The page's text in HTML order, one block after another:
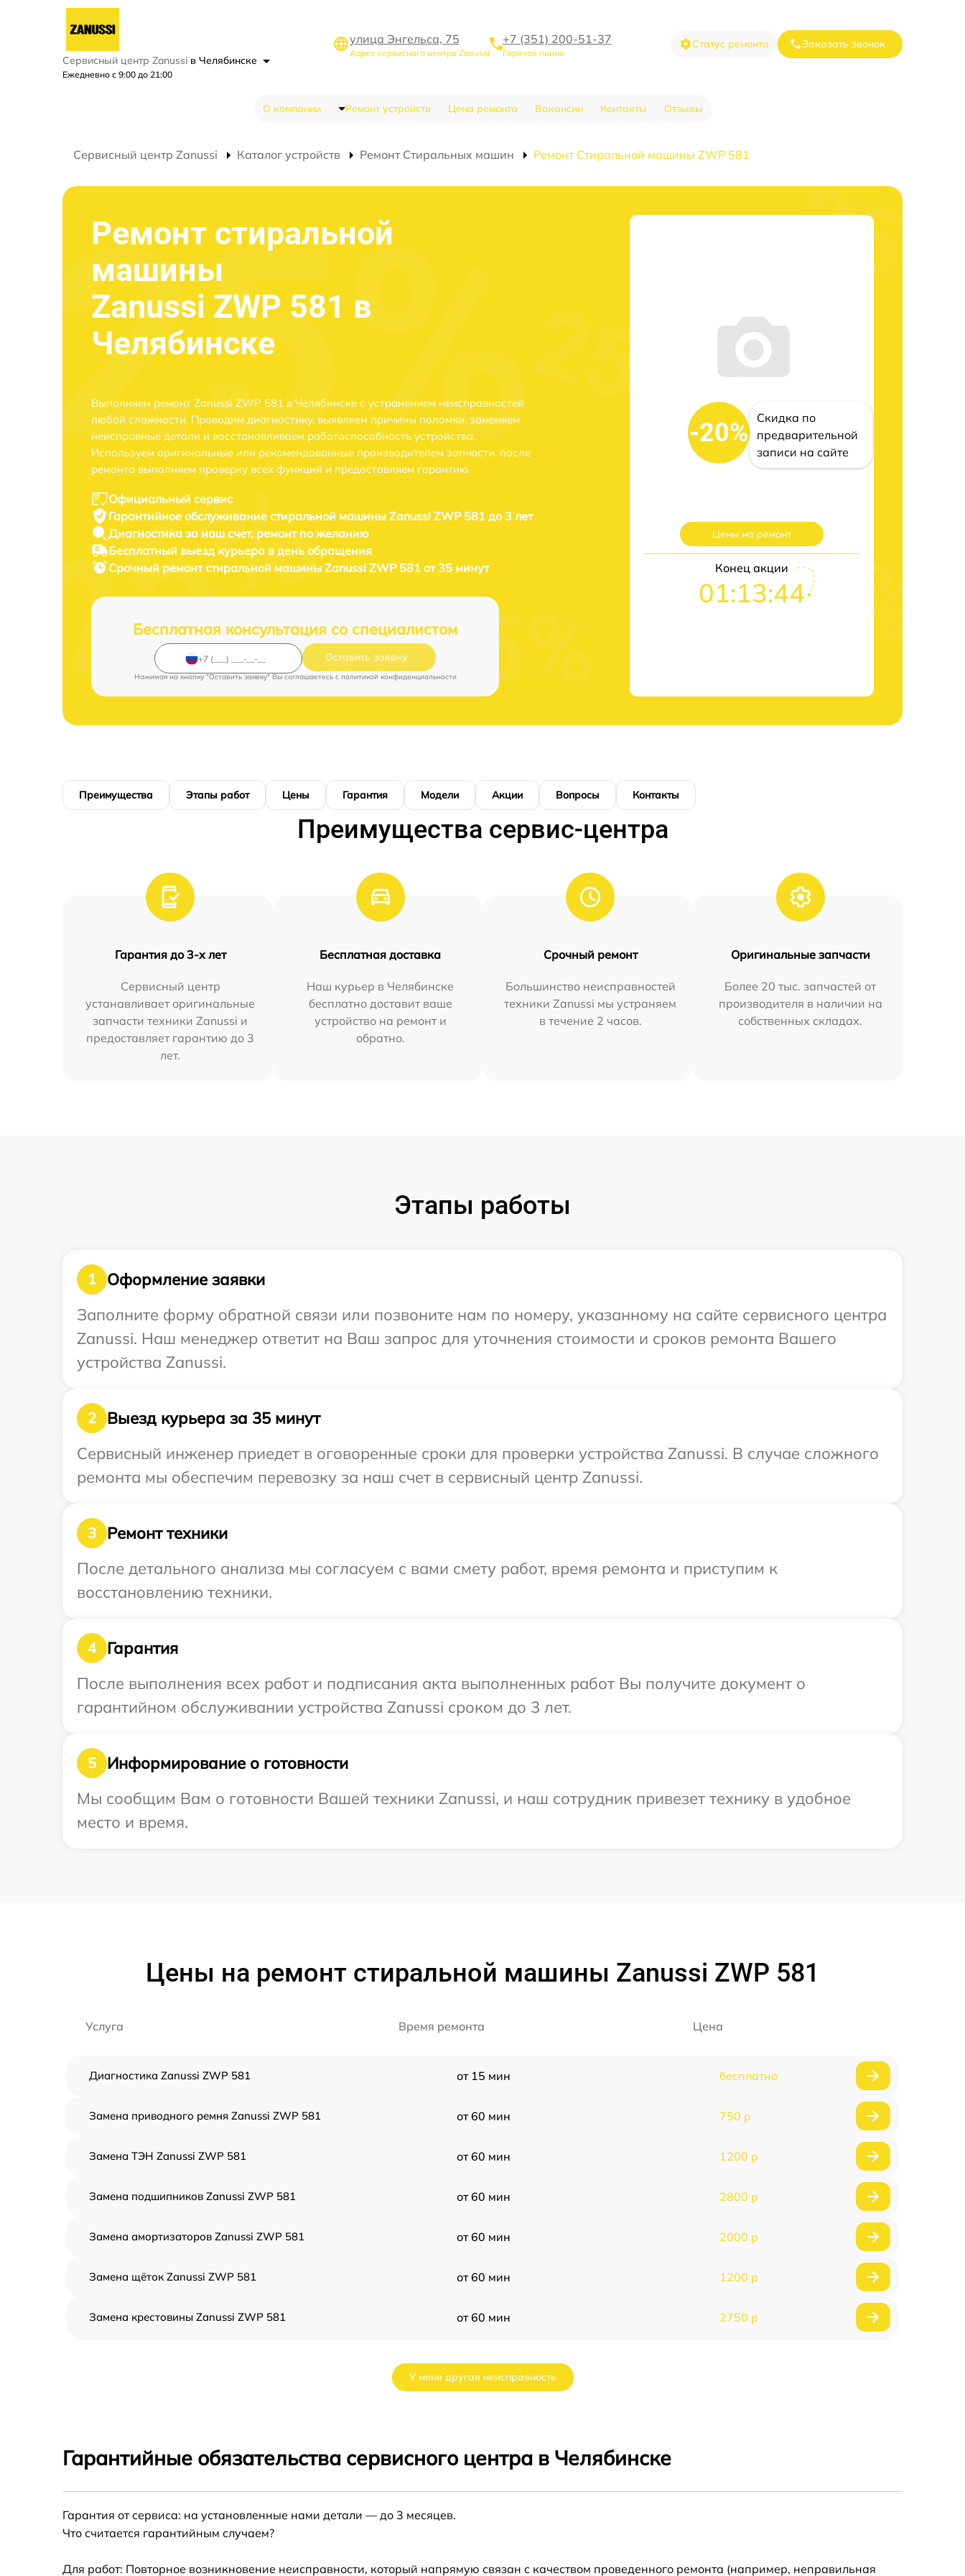
Сервисный центр Zanussi в Челябинске
Ежедневно с 9:00 до 21:00
улица Энгельса, 75
Адрес сервисного центра Zanussi
+7 (351) 200-51-37
Горячая линия
Статус ремонта Заказать звонок
О компании Ремонт устройств Цена ремонта Вакансии Контакты Отзывы
Сервисный центр Zanussi Каталог устройств Ремонт Стиральных машин Ремонт Стиральной машины ZWP 581
Ремонт стиральной
машины
Zanussi ZWP 581 в
Челябинске
Выполняем ремонт Zanussi ZWP 581 в Челябинске с устранением неисправностей
любой сложности. Проводим диагностику, выявляем причины поломки, заменяем
неисправные детали и восстанавливаем работоспособность устройства.
Используем оригинальные или рекомендованные производителем запчасти, после
ремонта выполняем проверку всех функций и предоставляем гарантию.
Официальный сервис
Гарантийное обслуживание стиральной машины Zanussi ZWP 581 до 3 лет
Диагностика за наш счет, ремонт по желанию
Бесплатный выезд курьера в день обращения
Срочный ремонтстиральной машины Zanussi ZWP 581 от 35 минут
Бесплатная консультация со специалистом
Оставить заявку
Нажимая на кнопку "Оставить заявку" Вы соглашаетесь c политикой конфиденциальности
-20%
Скидка по
предварительной
записи на сайте
Цены на ремонт
Конец акции
01:13:43
Преимущества Этапы работ Цены Гарантия Модели Акции Вопросы Контакты
Преимущества сервис-центра
Гарантия до 3-х лет
Сервисный центр
устанавливает оригинальные
запчасти техники Zanussi и
предоставляет гарантию до 3
лет.
Бесплатная доставка
Наш курьер в Челябинске
бесплатно доставит ваше
устройство на ремонт и
обратно.
Срочный ремонт
Большинство неисправностей
техники Zanussi мы устраняем
в течение 2 часов.
Оригинальные запчасти
Более 20 тыс. запчастей от
производителя в наличии на
собственных складах.
Этапы работы
1
Оформление заявки
Заполните форму обратной связи или позвоните нам по номеру, указанному на сайте сервисного центра
Zanussi. Наш менеджер ответит на Ваш запрос для уточнения стоимости и сроков ремонта Вашего
устройства Zanussi.
2
Выезд курьера за 35 минут
Сервисный инженер приедет в оговоренные сроки для проверки устройства Zanussi. В случае сложного
ремонта мы обеспечим перевозку за наш счет в сервисный центр Zanussi.
3
Ремонт техники
После детального анализа мы согласуем с вами смету работ, время ремонта и приступим к
восстановлению техники.
4
Гарантия
После выполнения всех работ и подписания акта выполненных работ Вы получите документ о
гарантийном обслуживании устройства Zanussi сроком до 3 лет.
5
Информирование о готовности
Мы сообщим Вам о готовности Вашей техники Zanussi, и наш сотрудник привезет технику в удобное
место и время.
Цены на ремонт стиральной машины Zanussi ZWP 581
Услуга Время ремонта Цена
Диагностика Zanussi ZWP 581 от 15 мин бесплатно
Замена приводного ремня Zanussi ZWP 581 от 60 мин 750 р
Замена ТЭН Zanussi ZWP 581 от 60 мин 1200 р
Замена подшипников Zanussi ZWP 581 от 60 мин 2800 р
Замена амортизаторов Zanussi ZWP 581 от 60 мин 2000 р
Замена щёток Zanussi ZWP 581 от 60 мин 1200 р
Замена крестовины Zanussi ZWP 581 от 60 мин 2750 р
Замена УБЛ Zanussi ZWP 581
ZWP 581
У меня другая неисправность
Гарантийные обязательства сервисного центра в Челябинске
Гарантия от сервиса: на установленные нами детали — до 3 месяцев.
Что считается гарантийным случаем?
Для работ: Повторное возникновение неисправности, который напрямую связан с качеством проведенного ремонта (например, неправильная